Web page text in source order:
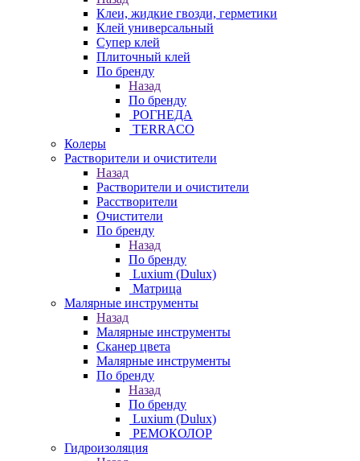
Клеи, жидкие гвозди, герметики
Клей универсальный
Супер клей
Плиточный клей
По бренду
Назад
По бренду
РОГНЕДА
TERRACO
Колеры
Растворители и очистители
Назад
Растворители и очистители
Расстворители
Очистители
По бренду
Назад
По бренду
Luxium (Dulux)
Матрица
Малярные инструменты
Назад
Малярные инструменты
Сканер цвета
Малярные инструменты
По бренду
Назад
По бренду
Luxium (Dulux)
РЕМОКОЛОР
Гидроизоляция